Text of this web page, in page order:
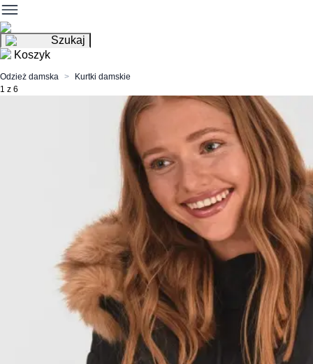
Szukaj
Koszyk
Odzież damska
Kurtki damskie
1 z 6